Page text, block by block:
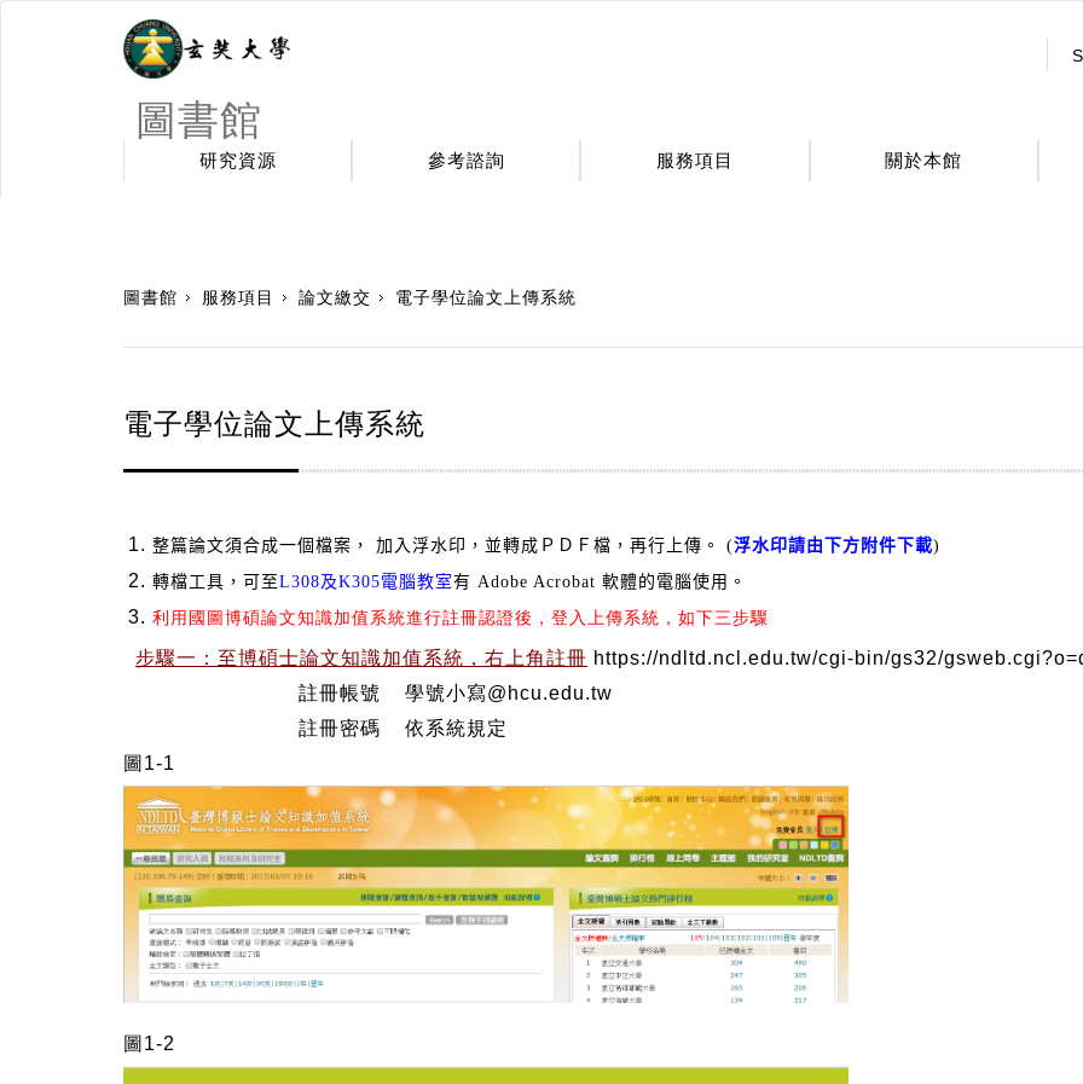
圖書館
研究資源 參考諮詢 服務項目 關於本館
圖書館 服務項目 論文繳交 電子學位論文上傳系統
電子學位論文上傳系統
整篇論文須合成一個檔案， 加入浮水印，並轉成ＰＤＦ檔，再行上傳。 (浮水印請由下方附件下載)
轉檔工具，可至L308及K305電腦教室有 Adobe Acrobat 軟體的電腦使用。
利用國圖博碩論文知識加值系統進行註冊認證後，登入上傳系統，如下三步驟
步驟一：至博碩士論文知識加值系統，右上角註冊 https://ndltd.ncl.edu.tw/cgi-bin/gs32/
註冊帳號 學號小寫@hcu.edu.tw
註冊密碼 依系統規定
圖1-1
圖1-2